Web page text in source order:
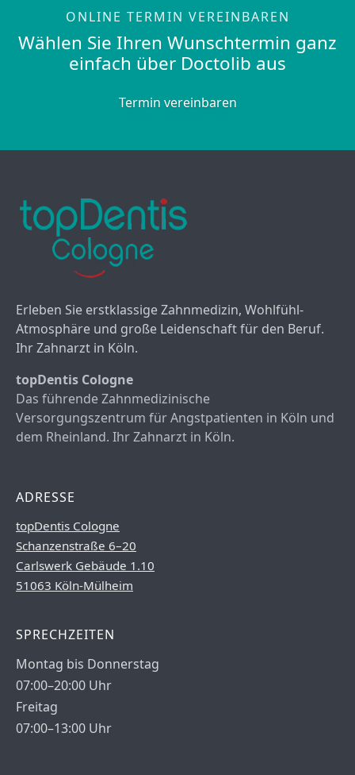
ONLINE TERMIN VEREINBAREN
Wählen Sie Ihren Wunschtermin ganz
einfach über Doctolib aus
Termin vereinbaren
Erleben Sie erstklassige Zahnmedizin, Wohlfühl-
Atmosphäre und große Leidenschaft für den Beruf.
Ihr Zahnarzt in Köln.
topDentis Cologne
Das führende Zahnmedizinische
Versorgungszentrum für Angstpatienten in Köln und
dem Rheinland. Ihr Zahnarzt in Köln.
ADRESSE
topDentis Cologne
Schanzenstraße 6–20
Carlswerk Gebäude 1.10
51063 Köln-Mülheim
SPRECHZEITEN
Montag bis Donnerstag
07:00–20:00 Uhr
Freitag
07:00–13:00 Uhr